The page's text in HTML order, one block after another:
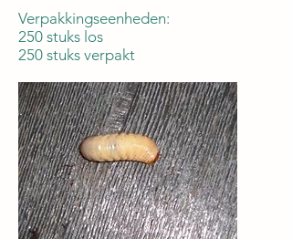
Verpakkingseenheden:
250 stuks los
250 stuks verpakt